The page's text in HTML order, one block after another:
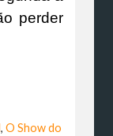
perder
, O Show do